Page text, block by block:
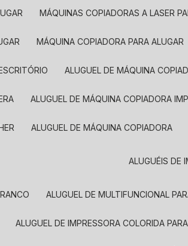
MÁQUINAS COPIADORAS A LASER
MÁQUINA COPIADORA PARA ALUGAR
ALUGUEL DE MÁQUINA
ALUGUEL DE MÁQUINA COPIADORA
ALUGUEL DE MÁQUINA COPIADORA
ALUGUÉIS DE
ALUGUEL DE MULTIFUNCIONAL
ALUGUEL DE IMPRESSORA COLORIDA